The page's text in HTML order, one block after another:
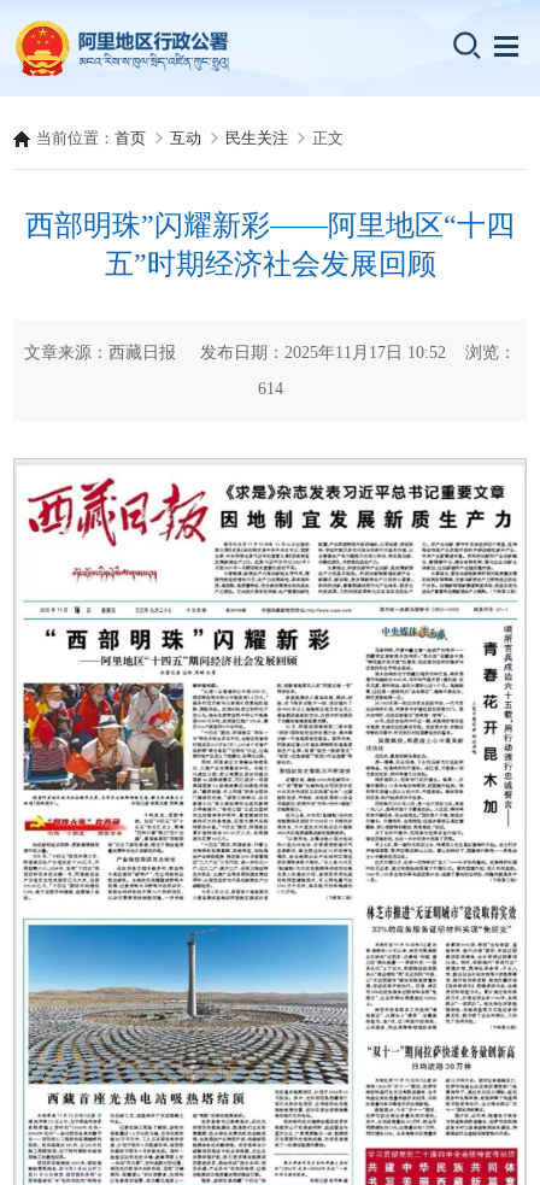
当前位置：首页 互动 民生关注 正文
西部明珠”闪耀新彩——阿里地区“十四
五”时期经济社会发展回顾
文章来源：西藏日报 发布日期：2025年11月17日 10:52 浏览：
614